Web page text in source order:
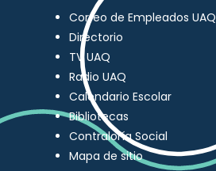
Correo de Empleados UAQ
Directorio
TV UAQ
Radio UAQ
Calendario Escolar
Bibliotecas
Contraloría Social
Mapa de sitio